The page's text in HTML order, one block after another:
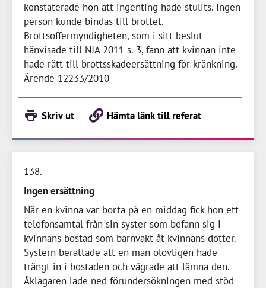
konstaterade hon att ingenting hade stulits. Ingen
person kunde bindas till brottet.
Brottsoffermyndigheten, som i sitt beslut
hänvisade till NJA 2011 s. 3, fann att kvinnan inte
hade rätt till brottsskadeersättning för kränkning.
Ärende 12233/2010
Skriv ut Hämta länk till referat
138
Ingen ersättning
När en kvinna var borta på en middag fick hon ett
telefonsamtal från sin syster som befann sig i
kvinnans bostad som barnvakt åt kvinnans dotter.
Systern berättade att en man olovligen hade
trängt in i bostaden och vägrade att lämna den.
Åklagaren lade ned förundersökningen med stöd